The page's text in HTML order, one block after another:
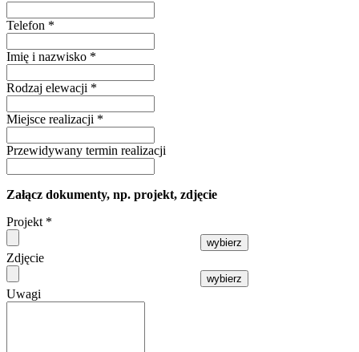
Telefon *
Imię i nazwisko *
Rodzaj elewacji *
Miejsce realizacji *
Przewidywany termin realizacji
Załącz dokumenty, np. projekt, zdjęcie
Projekt *
wybierz
Zdjęcie
wybierz
Uwagi